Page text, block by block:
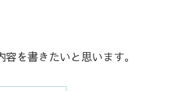
を書きたいと思います。